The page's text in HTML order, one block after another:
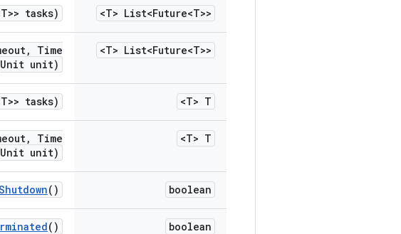
<T> List<Future<T>>
tasks)
<T> List<Future<T>>
,
Time
Unit unit)
<T> T
tasks)
<T> T
,
Time
Unit unit)
boolean
()
boolean
()